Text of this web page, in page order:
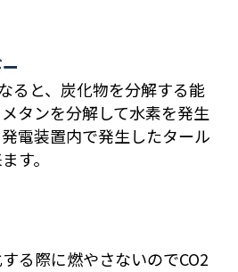
ると、炭化物を分解する能
タンを分解して水素を発生
電装置内で発生したタール
す。
る際に燃やさないのでCO2